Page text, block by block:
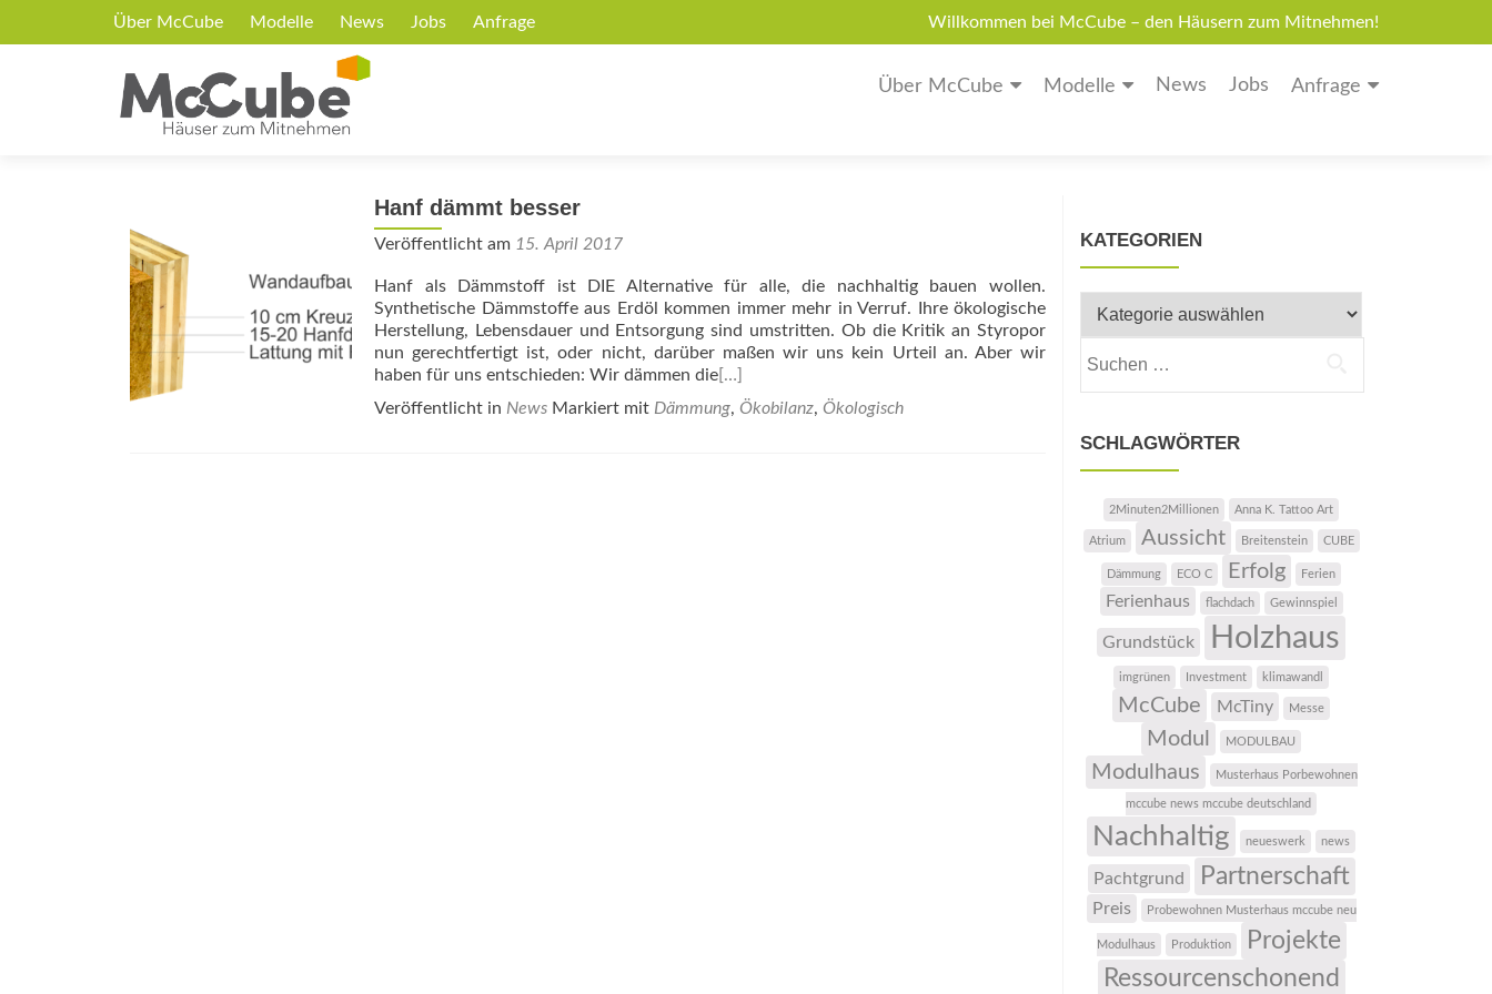
Willkommen bei McCube – den Häusern zum Mitnehmen!
Über McCube Modelle News Jobs Anfrage
Über McCube Modelle News Jobs Anfrage
Hanf dämmt besser
Veröffentlicht am 15. April 2017
Hanf als Dämmstoff ist DIE Alternative für alle, die nachhaltig bauen wollen.
Synthetische Dämmstoffe aus Erdöl kommen immer mehr in Verruf. Ihre ökologische
Herstellung, Lebensdauer und Entsorgung sind umstritten. Ob die Kritik an Styropor
nun gerechtfertigt ist, oder nicht, darüber maßen wir uns kein Urteil an. Aber wir
haben für uns entschieden: Wir dämmen die […]
Veröffentlicht in News Markiert mit Dämmung, Ökobilanz, Ökologisch
KATEGORIEN
Kategorien
nach:
SCHLAGWÖRTER
2Minuten2Millionen Anna K. Tattoo Art
Atrium Aussicht Breitenstein CUBE
Dämmung ECO C Erfolg Ferien
Ferienhaus flachdach Gewinnspiel
Grundstück Holzhaus
imgrünen Investment klimawandl
McCube McTiny Messe
Modul MODULBAU
Modulhaus Musterhaus Porbewohnen
mccube news mccube deutschland
Nachhaltig neueswerk news
Pachtgrund Partnerschaft
Preis Probewohnen Musterhaus mccube neu
Modulhaus Produktion
Projekte
Ressourcenschonend